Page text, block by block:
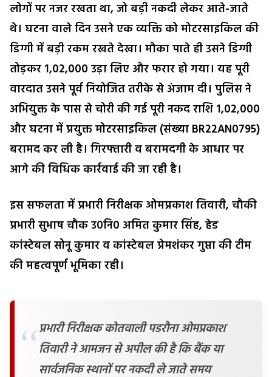
लोगों पर नजर रखता था, जो बड़ी नकदी लेकर आते-जाते
थे। घटना वाले दिन उसने एक व्यक्ति को मोटरसाइकिल की
डिग्गी में बड़ी रकम रखते देखा। मौका पाते ही उसने डिग्गी
तोड़कर ₹1,02,000 उड़ा लिए और फरार हो गया। यह पूरी
वारदात उसने पूर्व नियोजित तरीके से अंजाम दी। पुलिस ने
अभियुक्त के पास से चोरी की गई पूरी नकद राशि ₹1,02,000
और घटना में प्रयुक्त मोटरसाइकिल (संख्या BR22AN0795)
बरामद कर ली है। गिरफ्तारी व बरामदगी के आधार पर
आगे की विधिक कार्रवाई की जा रही है।
इस सफलता में प्रभारी निरीक्षक ओमप्रकाश तिवारी, चौकी
प्रभारी सुभाष चौक उ0नि0 अमित कुमार सिंह, हेड
कांस्टेबल सोनू कुमार व कांस्टेबल प्रेमशंकर गुप्ता की टीम
की महत्वपूर्ण भूमिका रही।
प्रभारी निरीक्षक कोतवाली पडरौना ओमप्रकाश
तिवारी ने आमजन से अपील की है कि बैंक या
सार्वजनिक स्थानों पर नकदी ले जाते समय